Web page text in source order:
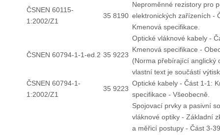
ČSNEN 60115-
1:2002/Z1
35 8190
Neproměnné rezistory pro
elektronických zařízeních -
Kmenová specifikace.
ČSNEN 60794-1-1-ed.2 35 9223
Optické vláknové kabely -
Kmenová specifikace -
(Norma přebírající anglický
vlastní text je součástí
ČSNEN 60794-1-
1:2002/Z1
35 9223
Optické kabely - Část 1-1:
specifikace - Všeobecně.
Spojovací prvky a pasivní
vláknové optiky - Základní
a měřicí postupy - Část 3-